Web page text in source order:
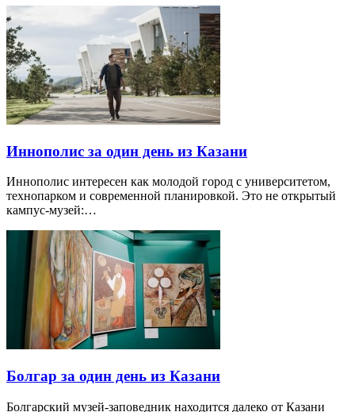
Иннополис за один день из Казани
Иннополис интересен как молодой город с университетом,
технопарком и современной планировкой. Это не открытый
кампус-музей:…
Болгар за один день из Казани
Болгарский музей-заповедник находится далеко от Казани